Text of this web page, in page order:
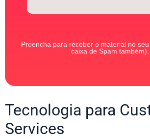
Preencha para receber o material no
caixa de Spam também).
Tecnologia para
Services